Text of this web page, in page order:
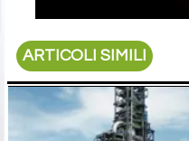
ARTICOLI SIMILI